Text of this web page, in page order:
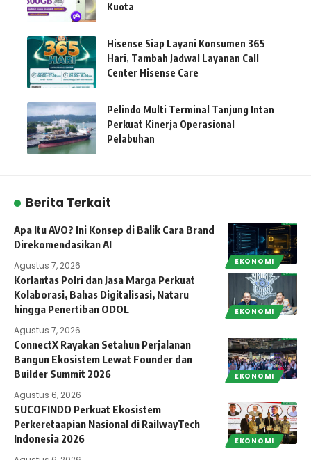
Kuota
Hisense Siap Layani Konsumen 365
Hari, Tambah Jadwal Layanan Call
Center Hisense Care
Pelindo Multi Terminal Tanjung Intan
Perkuat Kinerja Operasional
Pelabuhan
Berita Terkait
EKONOMI
Apa Itu AVO? Ini Konsep di Balik Cara Brand
Direkomendasikan AI
Agustus 7, 2026
EKONOMI
Korlantas Polri dan Jasa Marga Perkuat
Kolaborasi, Bahas Digitalisasi, Nataru
hingga Penertiban ODOL
Agustus 7, 2026
EKONOMI
ConnectX Rayakan Setahun Perjalanan
Bangun Ekosistem Lewat Founder dan
Builder Summit 2026
Agustus 6, 2026
EKONOMI
SUCOFINDO Perkuat Ekosistem
Perkeretaapian Nasional di RailwayTech
Indonesia 2026